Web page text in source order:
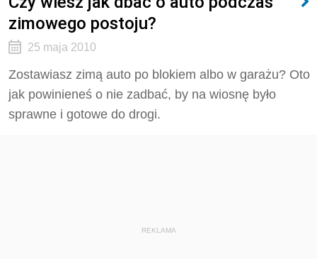
zimowego postoju?
25 maja 2010
Zostawiasz zimą auto po blokiem albo w garażu? Oto
jak powinieneś o nie zadbać, by na wiosnę było
sprawne i gotowe do drogi.
REKLAMA